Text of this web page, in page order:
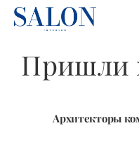
Пришли
Архитекторы